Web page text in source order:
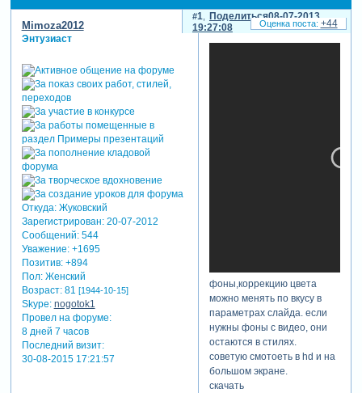
Поделиться
1
08-07-2013
19:27:08
Mimoza2012
Энтузиаст
Откуда:Жуковский
Зарегистрирован: 20-07-2012
Сообщений:544
Уважение: +1695
Позитив: +894
Пол:Женский
Возраст:81 [1944-10-15]
Skype: nogotok1
Провел на форуме:
8 дней 7 часов
Последний визит:
30-08-2015 17:21:57
фоны,коррекцию цвета
можно менять по вкусу в
параметрах слайда. если
нужны фоны с видео, они
остаются в стилях.
советую смотоеть в hd и на
большом экране.
скачать
+44